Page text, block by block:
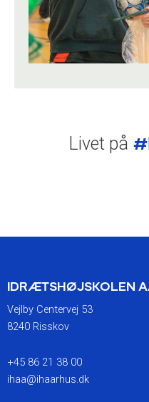
Livet på
IDRÆTSHØJSKOLEN
Vejlby Centervej 53
8240 Risskov
+45 86 21 38 00
ihaa@ihaarhus.dk